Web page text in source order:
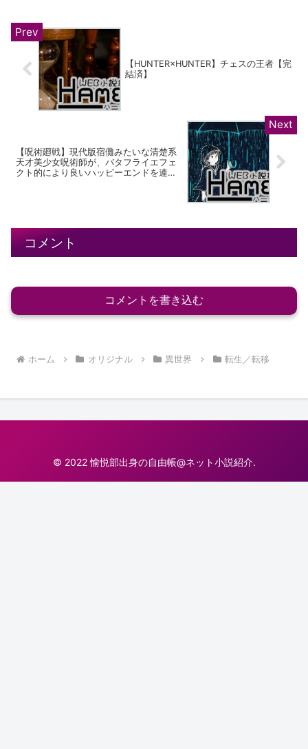
【HUNTER×HUNTER】チェスの王者【完
結済】
【呪術廻戦】現代版宿儺みたいな清楚系
天才美少女呪術師が、バタフライエフェ
クト的により良いハッピーエンドを連れ
コメント
コメントを書き込む
ホーム オリジナル 異世界 転生／転移
© 2022 愉悦部出身の自由帳@ネット小説紹介.